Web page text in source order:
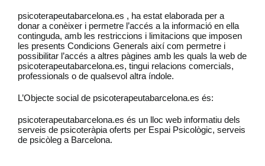
BLOG
CONTACTE
psicoterapeutabarcelona.es , ha estat elaborada per a
donar a conèixer i permetre l’accés a la informació en ella
continguda, amb les restriccions i limitacions que imposen
les presents Condicions Generals així com permetre i
possibilitar l’accés a altres pàgines amb les quals la web de
psicoterapeutabarcelona.es, tingui relacions comercials,
professionals o de qualsevol altra índole.
L’Objecte social de psicoterapeutabarcelona.es és:
psicoterapeutabarcelona.es és un lloc web informatiu dels
serveis de psicoteràpia oferts per Espai Psicològic, serveis
de psicòleg a Barcelona.